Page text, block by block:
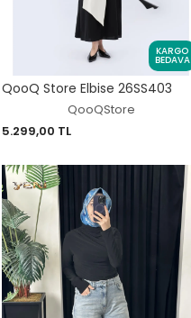
KARGO
BEDAVA
QooQ Store Elbise 26SS403
QooQStore
5.299,00 TL